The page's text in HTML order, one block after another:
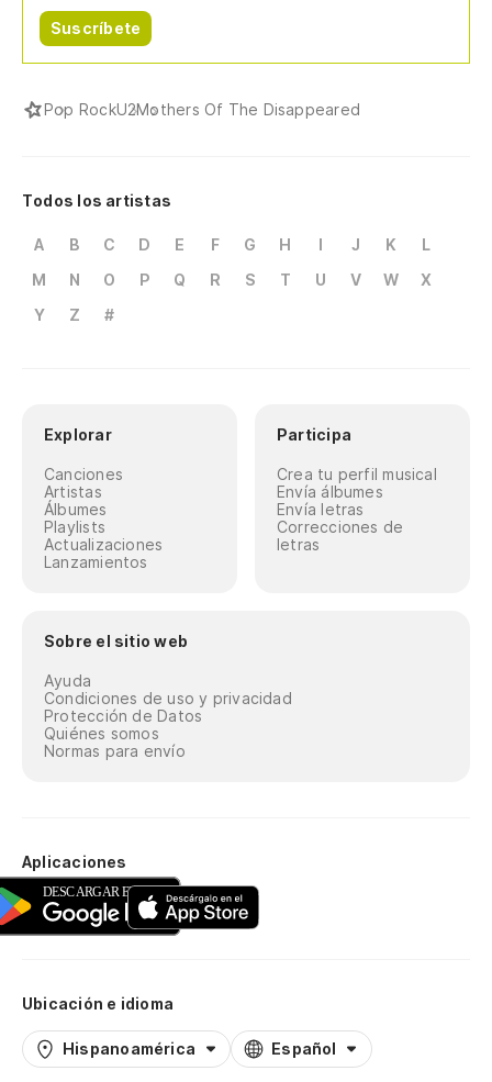
Suscríbete
Pop RockU2Mothers Of The Disappeared
Todos los artistas
A B C D E F G H I J K
L
M
N O P Q R S T U V W
X
Y
Z #
Explorar
Canciones
Artistas
Álbumes
Playlists
Actualizaciones
Lanzamientos
Participa
Crea tu perfil musical
Envía álbumes
Envía letras
Correcciones de
letras
Sobre el sitio web
Ayuda
Condiciones de uso y privacidad
Protección de Datos
Quiénes somos
Normas para envío
Aplicaciones
Ubicación e idioma
Hispanoamérica Español